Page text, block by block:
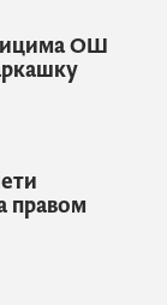
ће
са
да
ОШ
правом